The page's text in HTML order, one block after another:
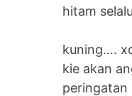
hitam
kuning….
kie akan
peringatan